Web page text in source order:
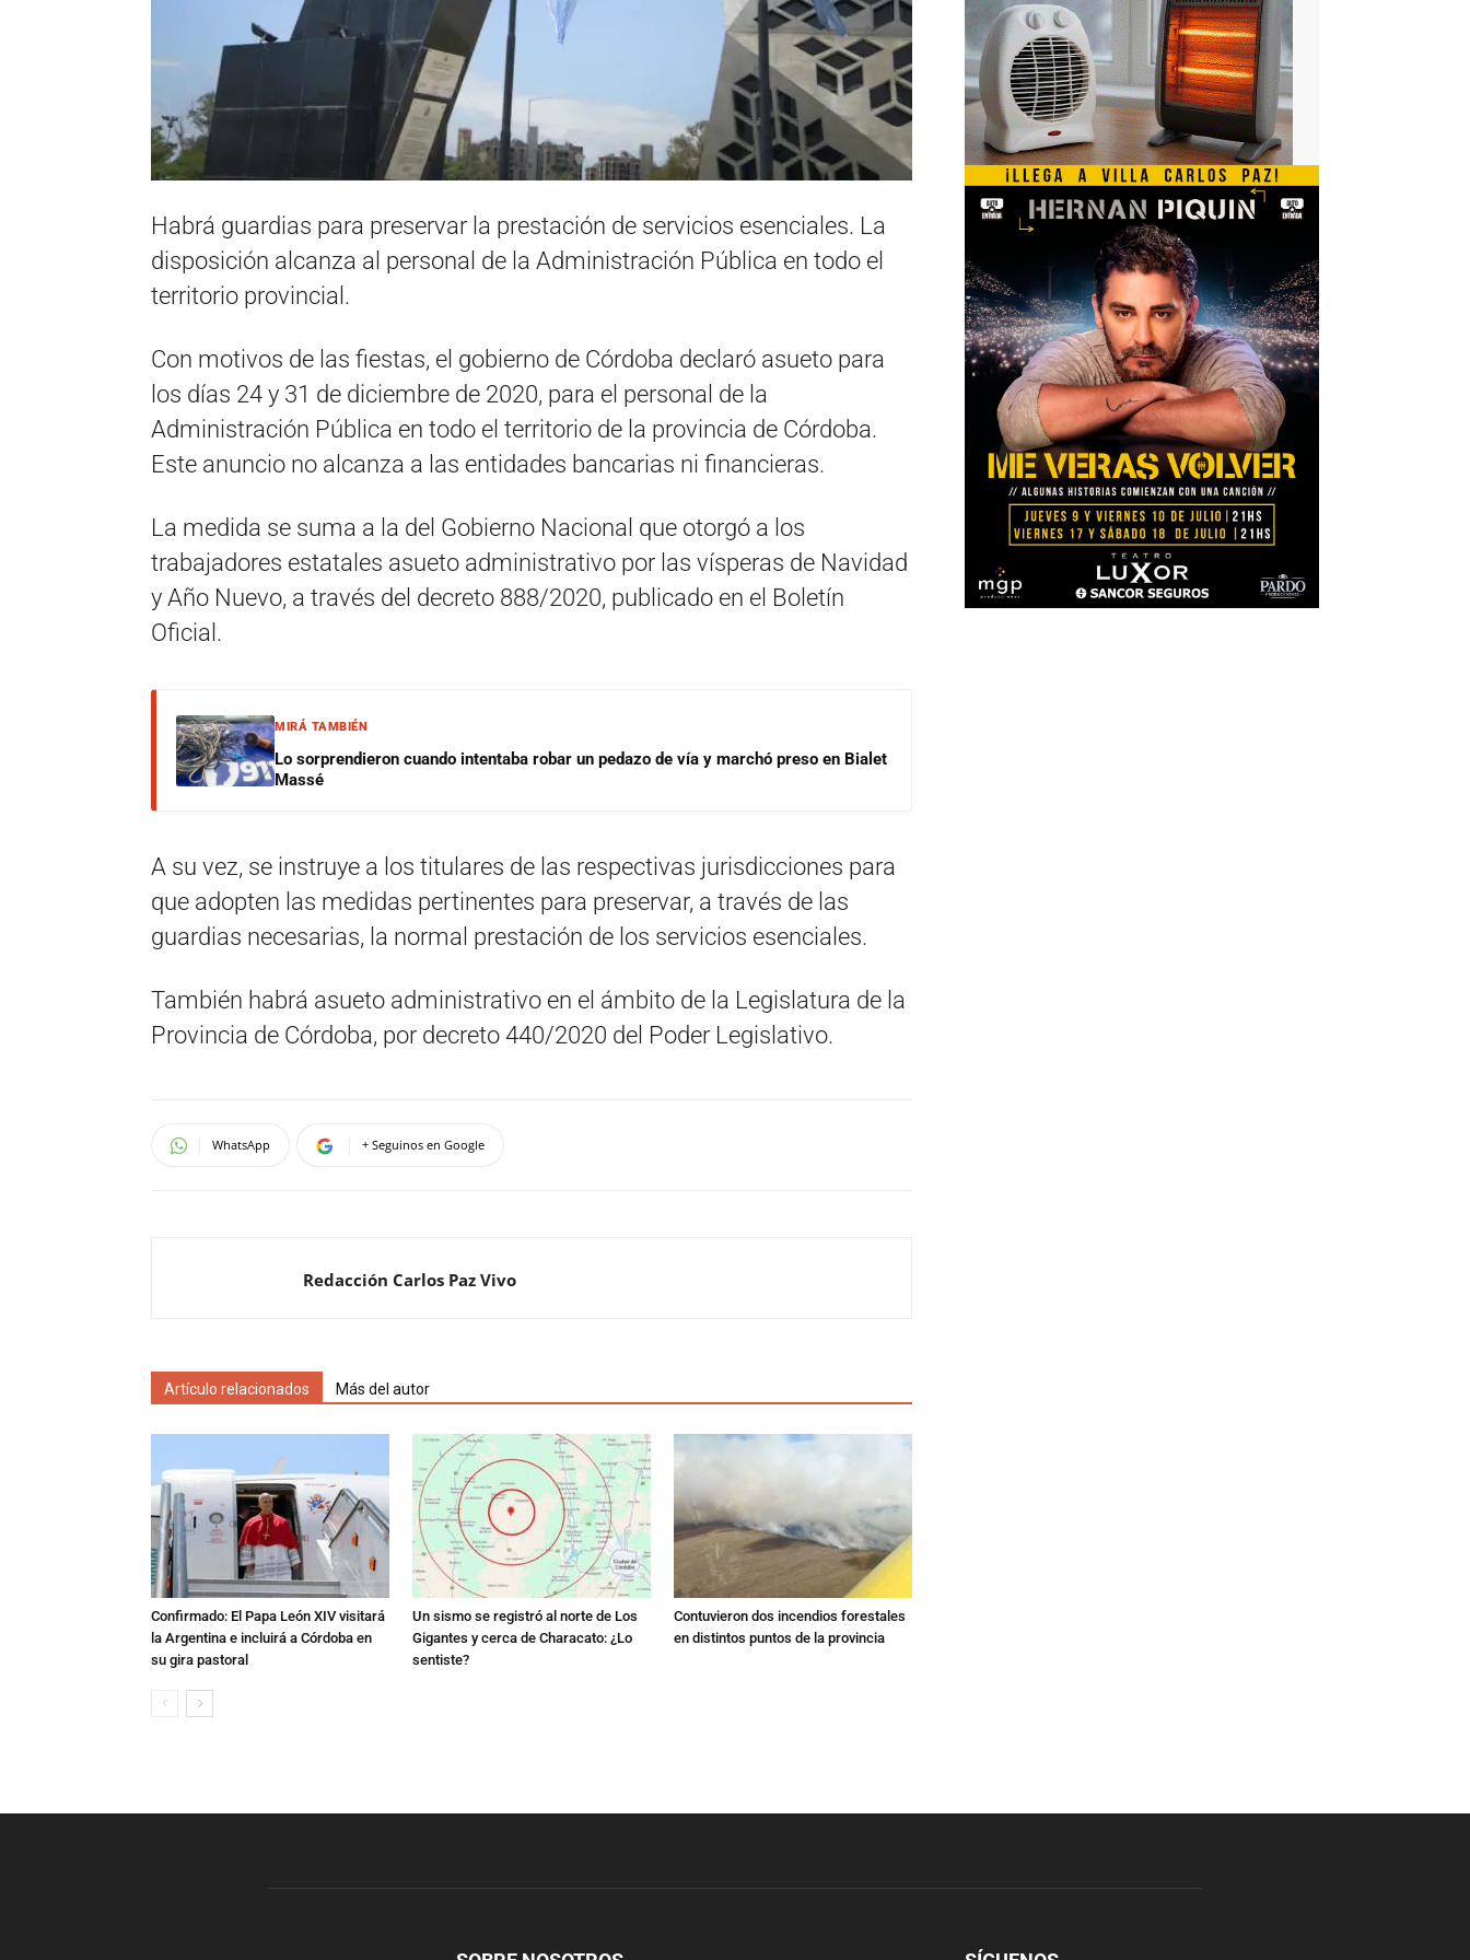
Habrá guardias para preservar la prestación de servicios esenciales. La
disposición alcanza al personal de la Administración Pública en todo el
territorio provincial.
Con motivos de las fiestas, el gobierno de Córdoba declaró asueto para
los días 24 y 31 de diciembre de 2020, para el personal de la
Administración Pública en todo el territorio de la provincia de Córdoba.
Este anuncio no alcanza a las entidades bancarias ni financieras.
La medida se suma a la del Gobierno Nacional que otorgó a los
trabajadores estatales asueto administrativo por las vísperas de Navidad
y Año Nuevo, a través del decreto 888/2020, publicado en el Boletín
Oficial.
MIRÁ TAMBIÉN
Lo sorprendieron cuando intentaba robar un pedazo de vía y marchó preso en Bialet
Massé
A su vez, se instruye a los titulares de las respectivas jurisdicciones para
que adopten las medidas pertinentes para preservar, a través de las
guardias necesarias, la normal prestación de los servicios esenciales.
También habrá asueto administrativo en el ámbito de la Legislatura de la
Provincia de Córdoba, por decreto 440/2020 del Poder Legislativo.
WhatsApp + Seguinos en Google
Redacción Carlos Paz Vivo
Artículo relacionados Más del autor
Confirmado: El Papa León XIV visitará
la Argentina e incluirá a Córdoba en
su gira pastoral
Un sismo se registró al norte de Los
Gigantes y cerca de Characato: ¿Lo
sentiste?
Contuvieron dos incendios forestales
en distintos puntos de la provincia